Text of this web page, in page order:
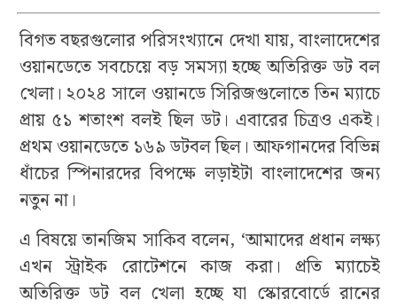
বিগত বছরগুলোর পরিসংখ্যানে দেখা যায়, বাংলাদেশের
ওয়ানডেতে সবচেয়ে বড় সমস্যা হচ্ছে অতিরিক্ত ডট বল
খেলা। ২০২৪ সালে ওয়ানডে সিরিজগুলোতে তিন ম্যাচে
প্রায় ৫১ শতাংশ বলই ছিল ডট। এবারের চিত্রও একই।
প্রথম ওয়ানডেতে ১৬৯ ডটবল ছিল। আফগানদের বিভিন্ন
ধাঁচের স্পিনারদের বিপক্ষে লড়াইটা বাংলাদেশের জন্য
নতুন না।
এ বিষয়ে তানজিম সাকিব বলেন, ‘আমাদের প্রধান লক্ষ্য
এখন স্ট্রাইক রোটেশনে কাজ করা। প্রতি ম্যাচেই
অতিরিক্ত ডট বল খেলা হচ্ছে যা স্কোরবোর্ডে রানের